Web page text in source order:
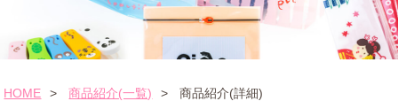
HOME > 商品紹介(一覧) > 商品紹介(詳細)